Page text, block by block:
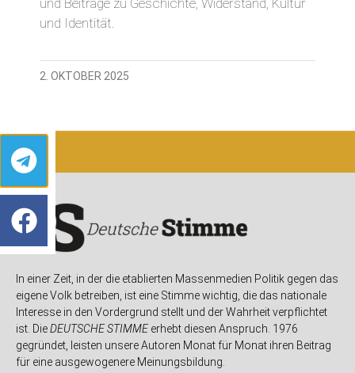
und Identität.
2. OKTOBER 2025
In einer Zeit, in der die etablierten Massenmedien Politik gegen das
eigene Volk betreiben, ist eine Stimme wichtig, die das nationale
Interesse in den Vordergrund stellt und der Wahrheit verpflichtet
ist. DieDEUTSCHE STIMMEerhebt diesen Anspruch. 1976
gegründet, leisten unsere Autoren Monat für Monat ihren Beitrag
für eine ausgewogenere Meinungsbildung.